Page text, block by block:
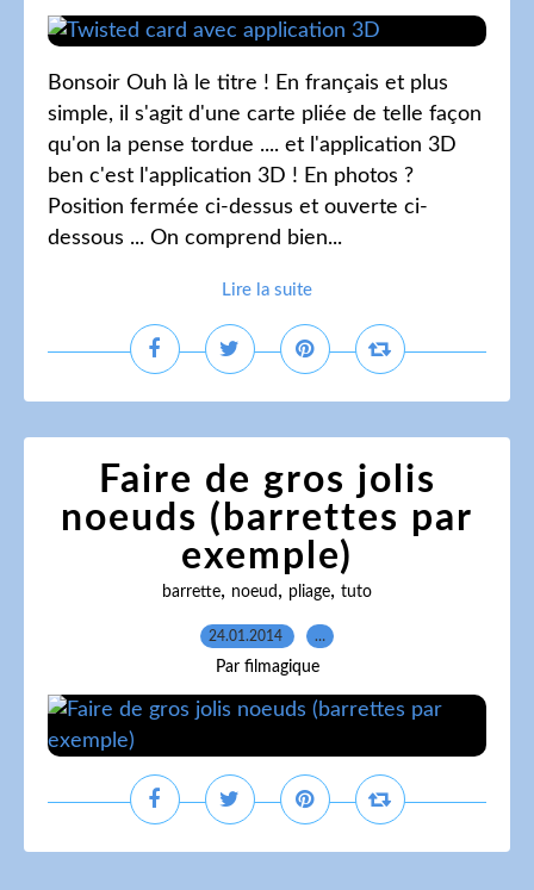
Bonsoir Ouh là le titre ! En français et plus
simple, il s'agit d'une carte pliée de telle façon
qu'on la pense tordue .... et l'application 3D
ben c'est l'application 3D ! En photos ?
Position fermée ci-dessus et ouverte ci-
dessous ... On comprend bien...
Lire la suite
Faire de gros jolis
noeuds (barrettes par
exemple)
barrette, noeud , pliage, tuto
24.01.2014 …
Par filmagique